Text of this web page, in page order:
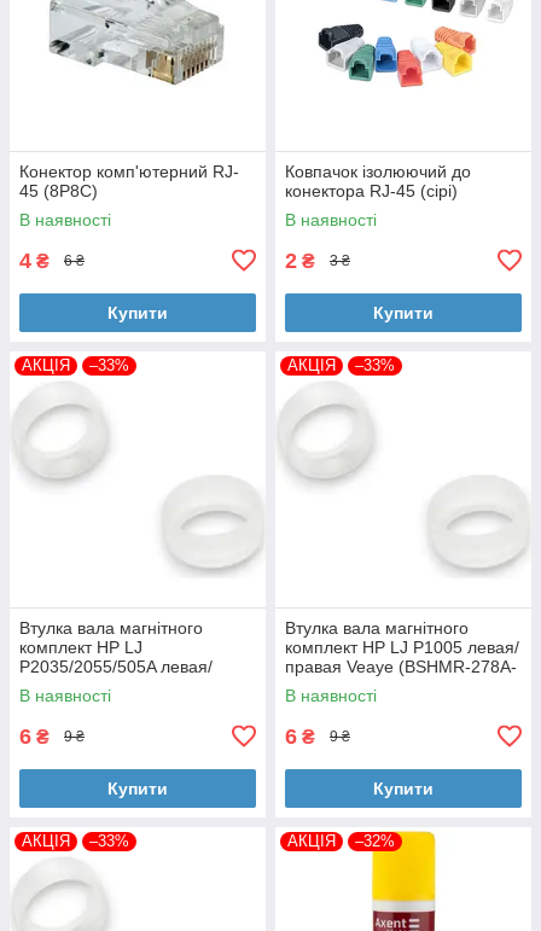
Конектор комп'ютерний RJ-
45 (8P8C)
В наявності
4 ₴ 6 ₴
Купити
Ковпачок ізолюючий до
конектора RJ-45 (сірі)
В наявності
2 ₴ 3 ₴
Купити
АКЦІЯ –33%
Втулка вала магнітного
комплект HP LJ
P2035/2055/505A левая/
правая Veaye (BSHMR-505A-
VE)
В наявності
6 ₴ 9 ₴
Купити
АКЦІЯ –33%
Втулка вала магнітного
комплект HP LJ P1005 левая/
правая Veaye (BSHMR-278A-
VE)
В наявності
6 ₴ 9 ₴
Купити
АКЦІЯ –33% АКЦІЯ –32%